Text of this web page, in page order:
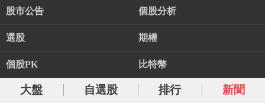
股市公告 個股分析
選股 期權
個股PK 比特幣
大盤 自選股 排行 新聞